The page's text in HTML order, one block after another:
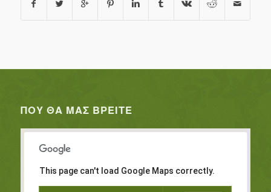
ΠΟΥ ΘΑ ΜΑΣ ΒΡΕΊΤΕ
This page can't load Google Maps correctly.